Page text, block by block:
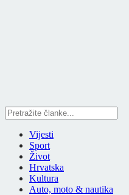
Vijesti
Sport
Život
Hrvatska
Kultura
Auto, moto & nautika